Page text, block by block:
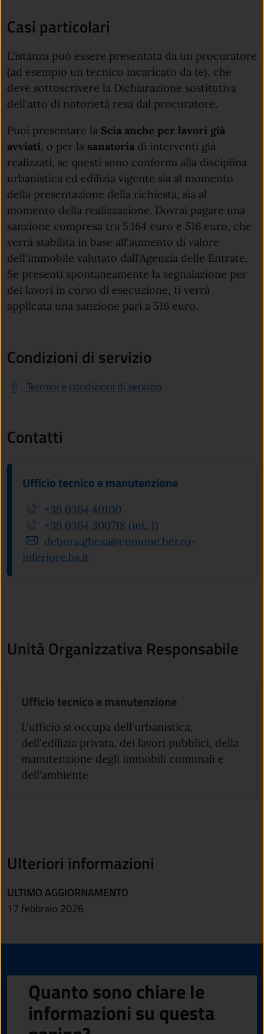
Casi particolari
L'istanza può essere presentata da un procuratore
(ad esempio un tecnico incaricato da te), che
deve sottoscrivere la Dichiarazione sostitutiva
dell'atto di notorietà resa dal procuratore.
Puoi presentare la Scia anche per lavori già
avviati, o per la sanatoria di interventi già
realizzati, se questi sono conformi alla disciplina
urbanistica ed edilizia vigente sia al momento
della presentazione della richiesta, sia al
momento della realizzazione. Dovrai pagare una
sanzione compresa tra 5.164 euro e 516 euro, che
verrà stabilita in base all'aumento di valore
dell'immobile valutato dall'Agenzia delle Entrate.
Se presenti spontaneamente la segnalazione per
dei lavori in corso di esecuzione, ti verrà
applicata una sanzione pari a 516 euro.
Condizioni di servizio
Termini e condizioni di servizio
Contatti
Ufficio tecnico e manutenzione
+39 0364 40100
+39 0364 300718 (int. 1)
debora.gheza@comune.berzo-
inferiore.bs.it
Unità Organizzativa Responsabile
Ufficio tecnico e manutenzione
L'ufficio si occupa dell'urbanistica,
dell'edilizia privata, dei lavori pubblici, della
manutenzione degli immobili comunali e
dell'ambiente
Ulteriori informazioni
ULTIMO AGGIORNAMENTO
17 febbraio 2026
Quanto sono chiare le
informazioni su questa